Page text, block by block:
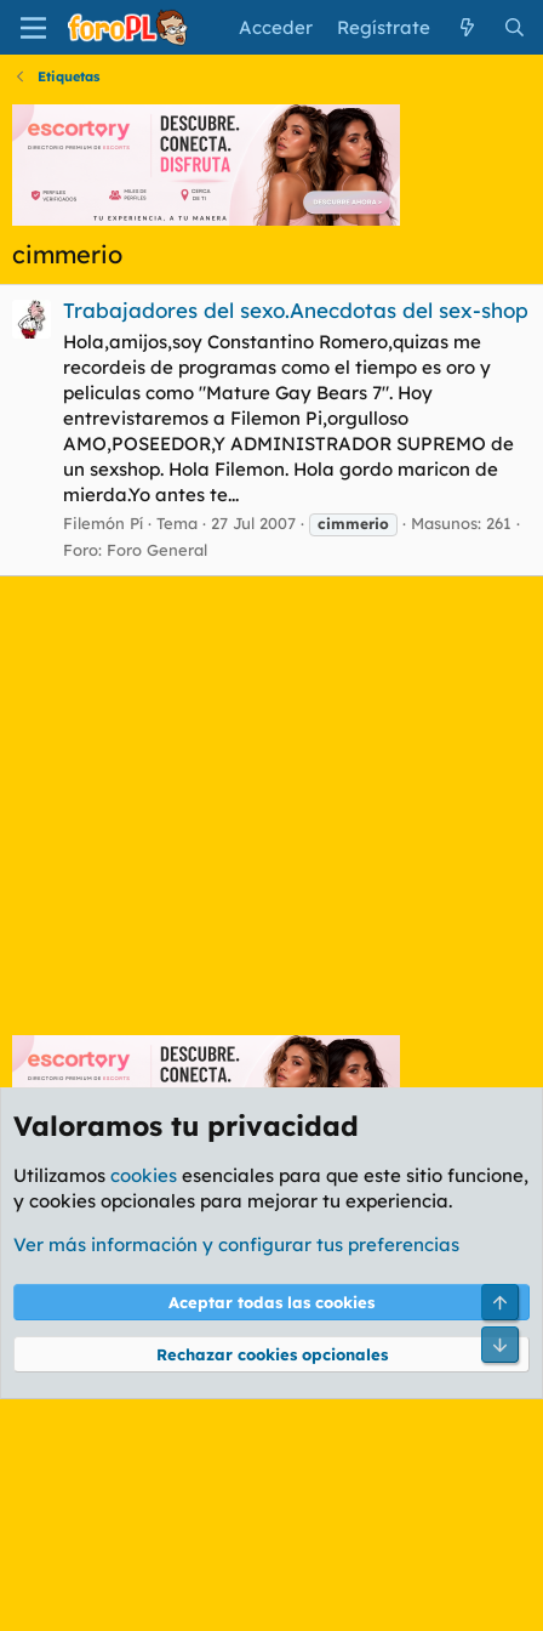
Acceder Regístrate
Etiquetas
cimmerio
Trabajadores del sexo.Anecdotas del sex-shop
Hola,amijos,soy Constantino Romero,quizas me
recordeis de programas como el tiempo es oro y
peliculas como "Mature Gay Bears 7". Hoy
entrevistaremos a Filemon Pi,orgulloso
AMO,POSEEDOR,Y ADMINISTRADOR SUPREMO de
un sexshop. Hola Filemon. Hola gordo maricon de
mierda.Yo antes te...
Filemón Pí Tema 27 Jul 2007 cimmerio
Masunos: 261
Foro: Foro General
Etiquetas
Cookies
PL OLDSTYLE AMARILLO
Términos y reglas Política de privacidad Ayuda
Community platform by XenForo® © 2010-2026 XenForo Ltd.
Valoramos tu privacidad
Utilizamos cookies esenciales para que este sitio funcione,
y cookies opcionales para mejorar tu experiencia.
Ver más información y configurar tus preferencias
Aceptar todas las cookies
Rechazar cookies opcionales
Pie